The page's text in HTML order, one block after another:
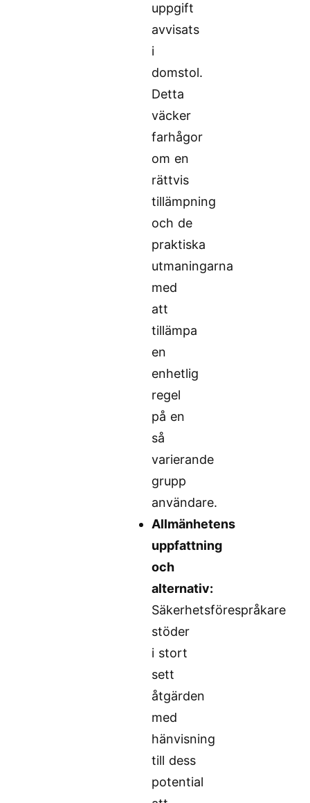
uppgift
avvisats
i
domstol.
Detta
väcker
farhågor
om en
rättvis
tillämpning
och de
praktiska
utmaningarna
med
att
tillämpa
en
enhetlig
regel
på en
så
varierande
grupp
användare.
Allmänhetens
uppfattning
och
alternativ:
Säkerhetsförespråkare
stöder
i stort
sett
åtgärden
med
hänvisning
till dess
potential